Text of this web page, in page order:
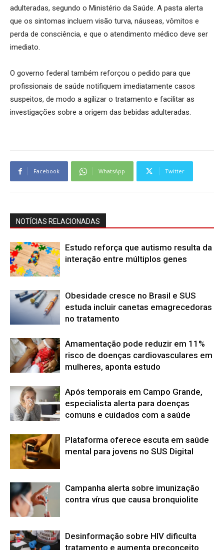
adulteradas, segundo o Ministério da Saúde. A pasta alerta
que os sintomas incluem visão turva, náuseas, vômitos e
perda de consciência, e que o atendimento médico deve ser
imediato.
O governo federal também reforçou o pedido para que
profissionais de saúde notifiquem imediatamente casos
suspeitos, de modo a agilizar o tratamento e facilitar as
investigações sobre a origem das bebidas adulteradas.
Facebook WhatsApp Twitter
NOTÍCIAS RELACIONADAS
Estudo reforça que autismo resulta da
interação entre múltiplos genes
Obesidade cresce no Brasil e SUS
estuda incluir canetas emagrecedoras
no tratamento
Amamentação pode reduzir em 11%
risco de doenças cardiovasculares em
mulheres, aponta estudo
Após temporais em Campo Grande,
especialista alerta para doenças
comuns e cuidados com a saúde
Plataforma oferece escuta em saúde
mental para jovens no SUS Digital
Campanha alerta sobre imunização
contra vírus que causa bronquiolite
Desinformação sobre HIV dificulta
tratamento e aumenta preconceito